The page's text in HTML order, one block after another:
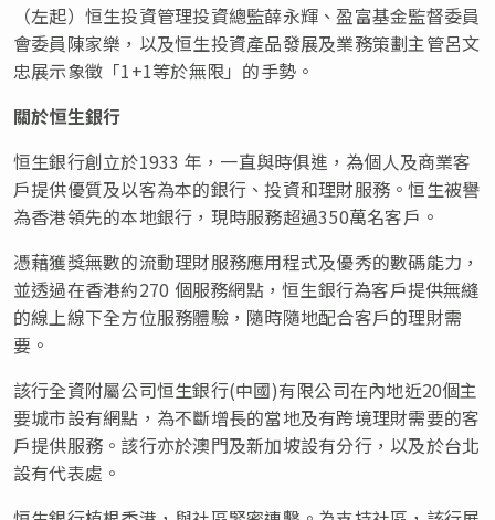
（左起）恒生投資管理投資總監薛永輝、盈富基金監督委員
會委員陳家樂，以及恒生投資產品發展及業務策劃主管呂文
忠展示象徵「1+1等於無限」的手勢。
關於恒生銀行
恒生銀行創立於1933 年，一直與時俱進，為個人及商業客
戶提供優質及以客為本的銀行、投資和理財服務。恒生被譽
為香港領先的本地銀行，現時服務超過350萬名客戶。
憑藉獲獎無數的流動理財服務應用程式及優秀的數碼能力，
並透過在香港約270 個服務網點，恒生銀行為客戶提供無縫
的線上線下全方位服務體驗，隨時隨地配合客戶的理財需
要。
該行全資附屬公司恒生銀行(中國)有限公司在內地近20個主
要城市設有網點，為不斷增長的當地及有跨境理財需要的客
戶提供服務。該行亦於澳門及新加坡設有分行，以及於台北
設有代表處。